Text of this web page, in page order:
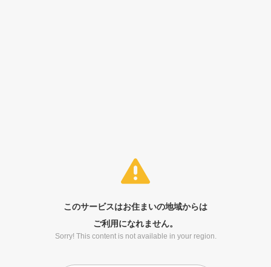
このサービスはお住まいの地域からは
ご利用になれません。
Sorry! This content is not available in your region.